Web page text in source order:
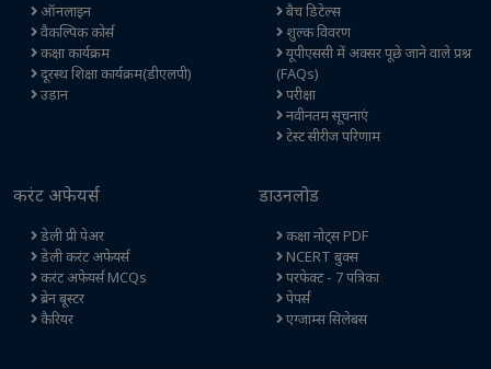
ऑनलाइन
वैकल्पिक कोर्स
कक्षा कार्यक्रम
दूरस्थ शिक्षा कार्यक्रम(डीएलपी)
उड़ान
बैच डिटेल्स
शुल्क विवरण
यूपीएससी में अक्सर पूछे जाने वाले प्रश्न
(FAQs)
परीक्षा
नवीनतम सूचनाएं
टेस्ट सीरीज परिणाम
करंट अफेयर्स
डेली प्री पेअर
डेली करंट अफेयर्स
करंट अफेयर्स MCQs
ब्रेन बूस्टर
कैरियर
डाउनलोड
कक्षा नोट्स PDF
NCERT बुक्स
परफेक्ट - 7 पत्रिका
पेपर्स
एग्जाम्स सिलेबस